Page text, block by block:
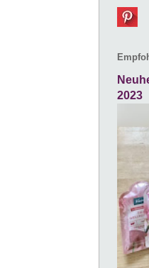
2023